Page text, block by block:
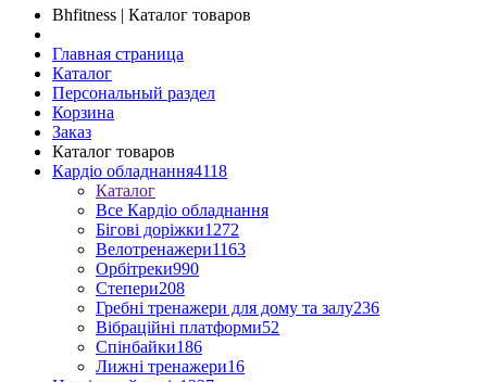
Bhfitness | Каталог товаров
Главная страница
Каталог
Персональный раздел
Корзина
Заказ
Каталог товаров
Кардіо обладнання4118
Каталог
Все Кардіо обладнання
Бігові доріжки1272
Велотренажери1163
Орбітреки990
Степери208
Гребні тренажери для дому та залу236
Вібраційні платформи52
Спінбайки186
Лижні тренажери16